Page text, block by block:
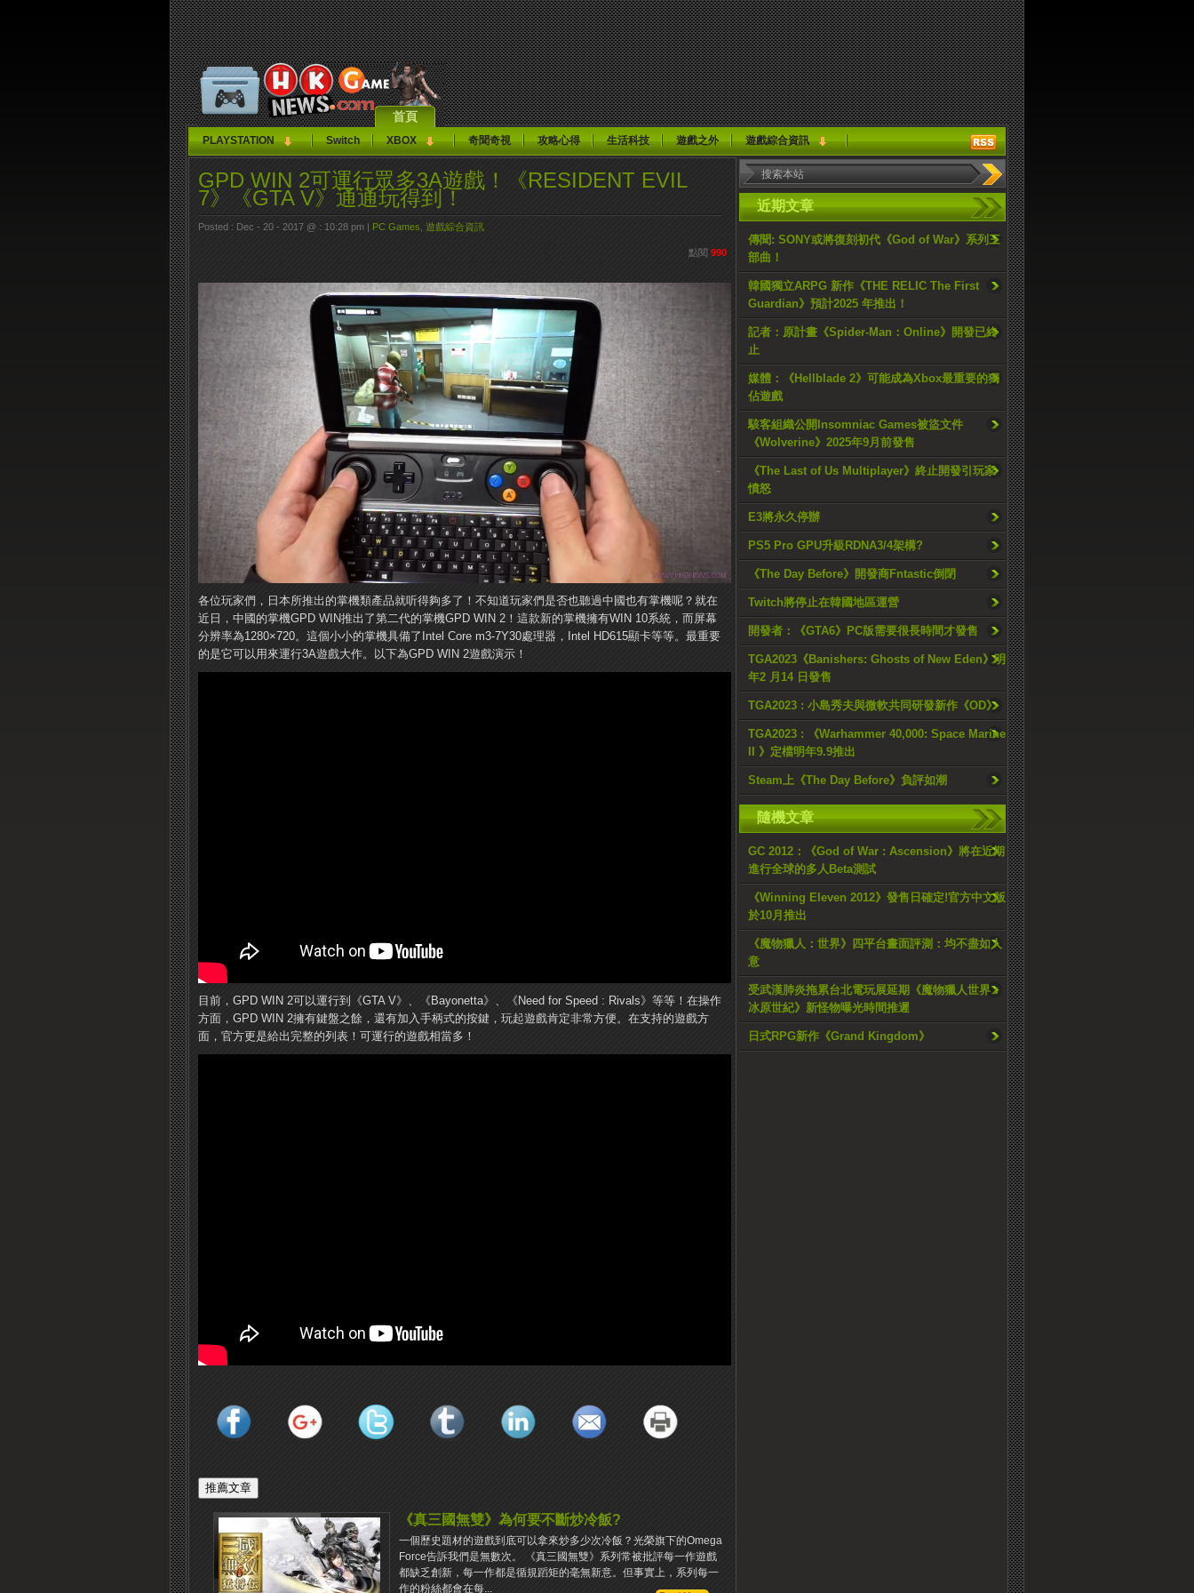
首頁
PLAYSTATION Switch XBOX 奇聞奇視 攻略心得 生活科技 遊戲之外 遊戲綜合資訊
近期文章
傳聞: SONY或將復刻初代《God of War》系列三
部曲！
韓國獨立ARPG 新作《THE RELIC The First
Guardian》預計2025 年推出！
記者：原計畫《Spider-Man：Online》開發已終
止
媒體：《Hellblade 2》可能成為Xbox最重要的獨
佔遊戲
駭客組織公開Insomniac Games被盜文件
《Wolverine》2025年9月前發售
《The Last of Us Multiplayer》終止開發引玩家
憤怒
E3將永久停辦
PS5 Pro GPU升級RDNA3/4架構?
《The Day Before》開發商Fntastic倒閉
Twitch將停止在韓國地區運營
開發者：《GTA6》PC版需要很長時間才發售
TGA2023《Banishers: Ghosts of New Eden》明
年2 月14 日發售
TGA2023 : 小島秀夫與微軟共同研發新作《OD》
TGA2023 : 《Warhammer 40,000: Space Marine
II 》定檔明年9.9推出
Steam上《The Day Before》負評如潮
隨機文章
GC 2012：《God of War : Ascension》將在近期
進行全球的多人Beta測試
《Winning Eleven 2012》發售日確定!官方中文版
於10月推出
《魔物獵人：世界》四平台畫面評測：均不盡如人
意
受武漢肺炎拖累台北電玩展延期《魔物獵人世界：
冰原世紀》新怪物曝光時間推遲
日式RPG新作《Grand Kingdom》
GPD WIN 2可運行眾多3A遊戲！《RESIDENT EVIL
7》《GTA V》通通玩得到！
Posted : Dec - 20 - 2017 @ : 10:28 pm | PC Games 遊戲綜合資訊
點閱 990
各位玩家們，日本所推出的掌機類產品就听得夠多了！不知道玩家們是否也聽過中國也有掌機呢？就在
近日，中國的掌機GPD WIN推出了第二代的掌機GPD WIN 2！這款新的掌機擁有WIN 10系統，而屏幕
分辨率為1280×720。這個小小的掌機具備了Intel Core m3-7Y30處理器，Intel HD615顯卡等等。最重要
的是它可以用來運行3A遊戲大作。以下為GPD WIN 2遊戲演示！
目前，GPD WIN 2可以運行到《GTA V》、《Bayonetta》、《Need for Speed : Rivals》等等！在操作
方面，GPD WIN 2擁有鍵盤之餘，還有加入手柄式的按鍵，玩起遊戲肯定非常方便。在支持的遊戲方
面，官方更是給出完整的列表！可運行的遊戲相當多！
《真三國無雙》為何要不斷炒冷飯?
一個歷史題材的遊戲到底可以拿來炒多少次冷飯？光榮旗下的Omega
Force告訴我們是無數次。 《真三國無雙》系列常被批評每一作遊戲
都缺乏創新，每一作都是循規蹈矩的毫無新意。但事實上，系列每一
作的粉絲都會在每...